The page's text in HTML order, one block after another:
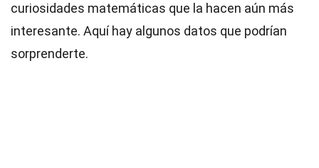
curiosidades matemáticas que la hacen aún más
interesante. Aquí hay algunos datos que podrían
sorprenderte.